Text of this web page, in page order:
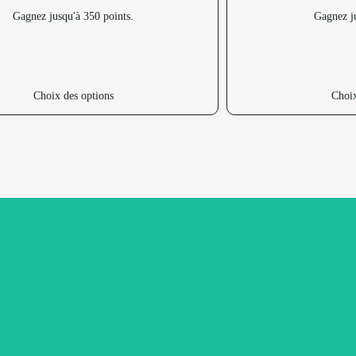
Gagnez jusqu'à 350 points.
Choix des options
Gagnez